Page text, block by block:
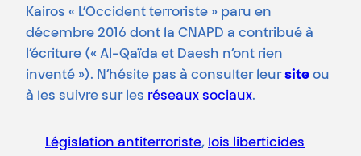
Kairos « L’Occident terroriste » paru en
décembre 2016 dont la CNAPD a contribué à
l’écriture (« Al-Qaïda et Daesh n’ont rien
inventé »). N’hésite pas à consulter leursite ou
à les suivre sur les réseaux sociaux.
Législation antiterroriste, lois liberticides